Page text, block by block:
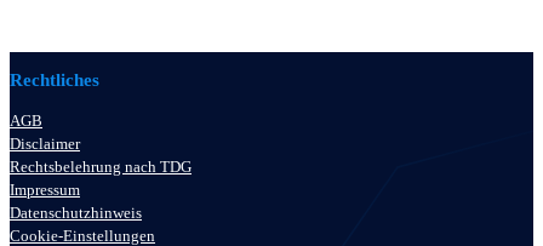
Rechtliches
AGB
Disclaimer
Rechtsbelehrung nach TDG
Impressum
Datenschutzhinweis
Cookie-Einstellungen